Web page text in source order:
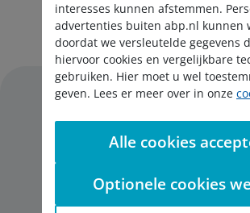
Aanmelden
Disclaimer
Cookies
interesses kunnen afstemmen.
advertenties buiten abp.nl kunnen
doordat we versleutelde gegevens
hiervoor cookies en vergelijkbare
gebruiken. Hier moet u wel
geven. Lees er meer over in onze
Alle cookies
Optionele cookies